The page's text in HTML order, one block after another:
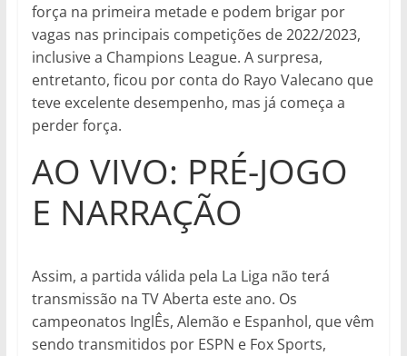
força na primeira metade e podem brigar por
vagas nas principais competições de 2022/2023,
inclusive a Champions League. A surpresa,
entretanto, ficou por conta do Rayo Valecano que
teve excelente desempenho, mas já começa a
perder força.
AO VIVO: PRÉ-JOGO
E NARRAÇÃO
Assim, a partida válida pela La Liga não terá
transmissão na TV Aberta este ano. Os
campeonatos InglÊs, Alemão e Espanhol, que vêm
sendo transmitidos por ESPN e Fox Sports,